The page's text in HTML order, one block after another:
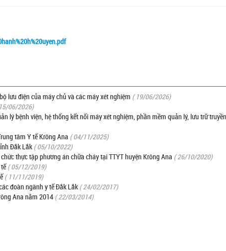
lưu điện của máy chủ và các máy xét nghiệm ( 19/06/2026)
06/2026)
lý bệnh viện, hệ thống kết nối máy xét nghiệm, phần mềm quản lý, lưu trữ
tâm Y tế Krông Ana ( 04/11/2025)
Đắk Lắk ( 05/10/2022)
thực tập phương án chữa cháy tại TTYT huyện Krông Ana ( 26/10/2020)
( 05/12/2019)
( 11/11/2019)
đoàn ngành y tế Đắk Lắk ( 24/02/2017)
Ana năm 2014 ( 22/03/2014)